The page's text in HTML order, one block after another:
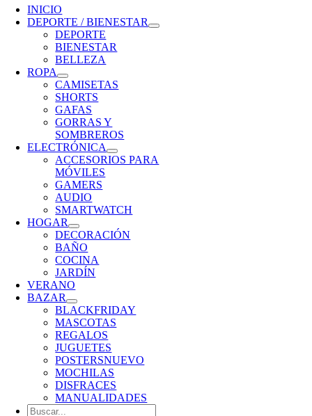
Navigation
INICIO
DEPORTE / BIENESTAR
DEPORTE
BIENESTAR
BELLEZA
ROPA
CAMISETAS
SHORTS
GAFAS
GORRAS Y
SOMBREROS
ELECTRÓNICA
ACCESORIOS PARA
MÓVILES
GAMERS
AUDIO
SMARTWATCH
HOGAR
DECORACIÓN
BAÑO
COCINA
JARDÍN
VERANO
BAZAR
BLACKFRIDAY
MASCOTAS
REGALOS
JUGUETES
POSTERSNUEVO
MOCHILAS
DISFRACES
MANUALIDADES
Buscar: